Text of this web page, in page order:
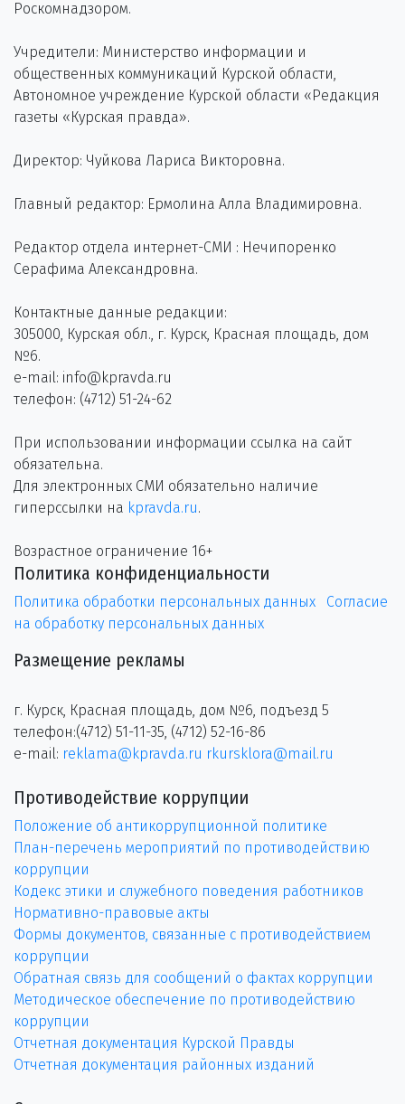
Роскомнадзором.
Учредители: Министерство информации и
общественных коммуникаций Курской области,
Автономное учреждение Курской области «Редакция
газеты «Курская правда».
Директор: Чуйкова Лариса Викторовна.
Главный редактор: Ермолина Алла Владимировна.
Редактор отдела интернет-СМИ : Нечипоренко
Серафима Александровна.
Контактные данные редакции:
305000, Курская обл., г. Курск, Красная площадь, дом
№6.
e-mail: info@kpravda.ru
телефон: (4712) 51-24-62
При использовании информации ссылка на сайт
обязательна.
Для электронных СМИ обязательно наличие
гиперссылки на kpravda.ru.
Возрастное ограничение 16+
Политика конфиденциальности
Политика обработки персональных данных
Согласие
на обработку персональных данных
Размещение рекламы
г. Курск, Красная площадь, дом №6, подъезд 5
телефон:(4712) 51-11-35, (4712) 52-16-86
e-mail: reklama@kpravda.ru rkursklora@mail.ru
Противодействие коррупции
Положение об антикоррупционной политике
План-перечень мероприятий по противодействию
коррупции
Кодекс этики и служебного поведения работников
Нормативно-правовые акты
Формы документов, связанные с противодействием
коррупции
Обратная связь для сообщений о фактах коррупции
Методическое обеспечение по противодействию
коррупции
Отчетная документация Курской Правды
Отчетная документация районных изданий